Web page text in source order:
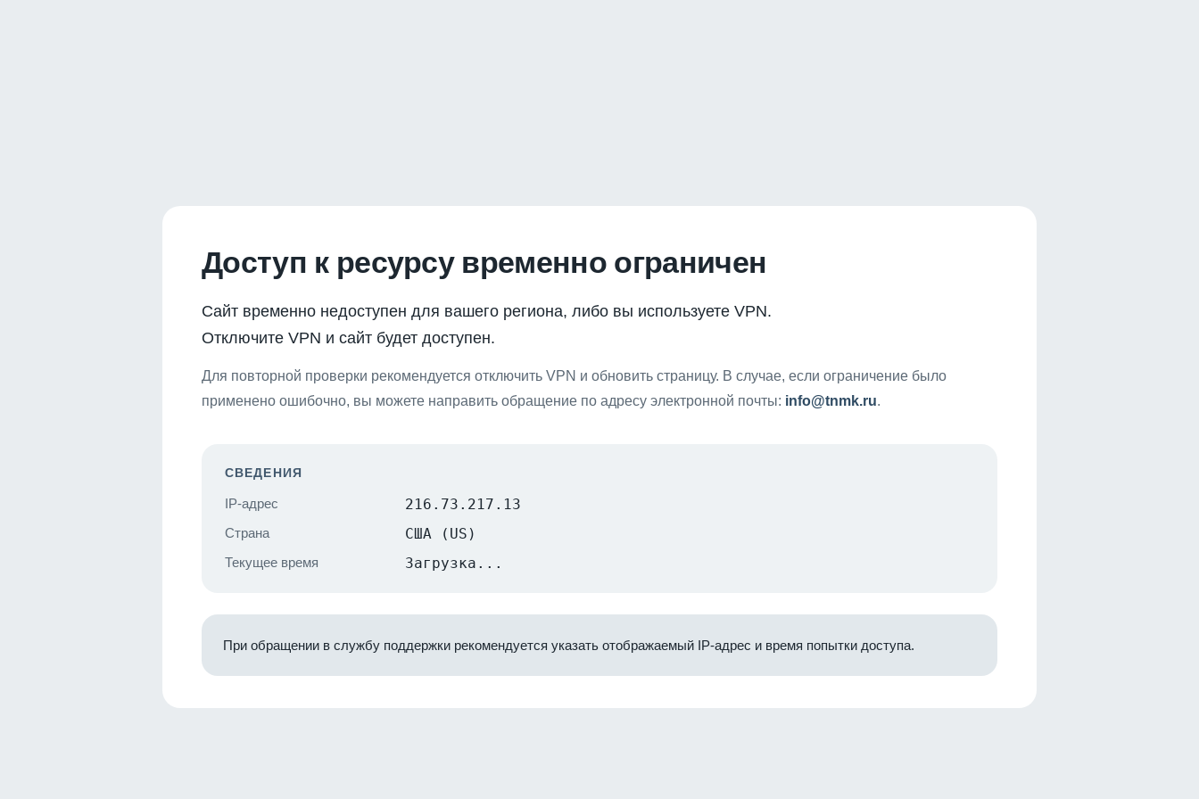
Доступ к ресурсу временно ограничен
Сайт временно недоступен для вашего региона, либо вы используете VPN.
Отключите VPN и сайт будет доступен.
Для повторной проверки рекомендуется отключить VPN и обновить страницу. В случае, если ограничение было
применено ошибочно, вы можете направить обращение по адресу электронной почты: info@tnmk.ru.
СВЕДЕНИЯ
IP-адрес 216.73.217.13
Страна США (US)
Текущее время Загрузка...
При обращении в службу поддержки рекомендуется указать отображаемый IP-адрес и время попытки доступа.